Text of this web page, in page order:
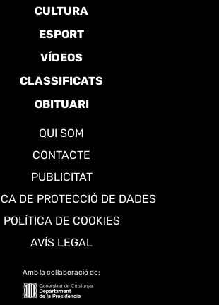
CULTURA
ESPORT
VÍDEOS
CLASSIFICATS
OBITUARI
QUI SOM
CONTACTE
PUBLICITAT
DE PROTECCIÓ DE DADES
POLÍTICA DE COOKIES
AVÍS LEGAL
Amb la col·laboració de: